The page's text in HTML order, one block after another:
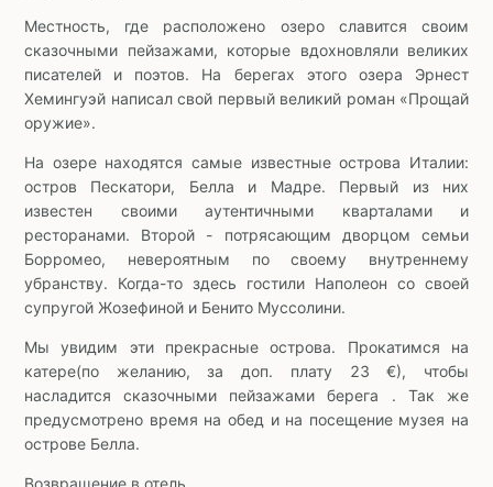
Местность, где расположено озеро славится своим
сказочными пейзажами, которые вдохновляли великих
писателей и поэтов. На берегах этого озера Эрнест
Хемингуэй написал свой первый великий роман «Прощай
оружие».
На озере находятся самые известные острова Италии:
остров Пескатори, Белла и Мадре. Первый из них
известен своими аутентичными кварталами и
ресторанами. Второй - потрясающим дворцом семьи
Борромео, невероятным по своему внутреннему
убранству. Когда-то здесь гостили Наполеон со своей
супругой Жозефиной и Бенито Муссолини.
Мы увидим эти прекрасные острова. Прокатимся на
катере(по желанию, за доп. плату 23 €), чтобы
насладится сказочными пейзажами берега . Так же
предусмотрено время на обед и на посещение музея на
острове Белла.
Возвращение в отель.